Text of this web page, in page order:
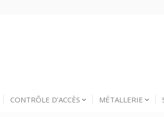
CONTRÔLE D’ACCÈS MÉTALLERIE